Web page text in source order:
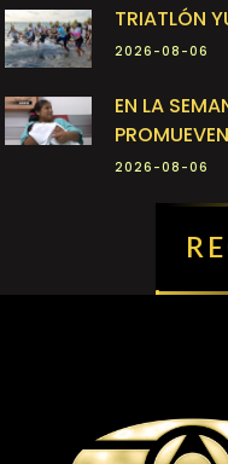
TRIATLÓN
2026-08-06
EN LA
2026-08-06